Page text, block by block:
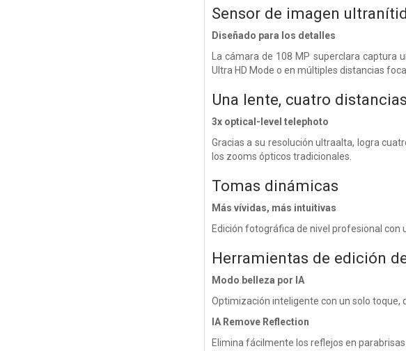
Sensor de imagen
Diseñado para los detalles
La cámara de 108 MP superclara captura
Ultra HD Mode o en múltiples distancias
Una lente, cuatro
3x optical-level telephoto
Gracias a su resolución ultraalta, logra
los zooms ópticos tradicionales.
Tomas dinámicas
Más vívidas, más intuitivas
Edición fotográfica de nivel profesional
Herramientas de edición
Modo belleza por IA
Optimización inteligente con un solo toque,
IA Remove Reflection
Elimina fácilmente los reflejos en